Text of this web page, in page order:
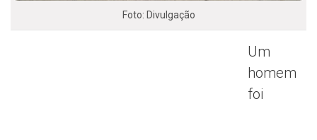
Foto: Divulgação
Um
homem
foi